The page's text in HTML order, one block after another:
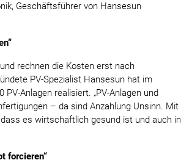
Geschäftsführer von Hansesun
rechnen die Kosten erst nach
PV-Spezialist Hansesun hat im
Anlagen realisiert. „PV-Anlagen und
– da sind Anzahlung Unsinn. Mit
es wirtschaftlich gesund ist und auch in
forcieren“